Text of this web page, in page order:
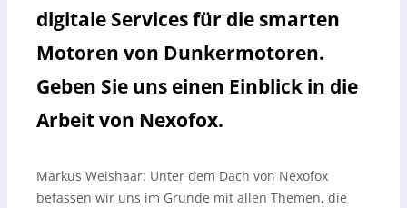
digitale Services für die smarten
Motoren von Dunkermotoren.
Geben Sie uns einen Einblick in die
Arbeit von Nexofox.
Markus Weishaar: Unter dem Dach von Nexofox
befassen wir uns im Grunde mit allen Themen, die